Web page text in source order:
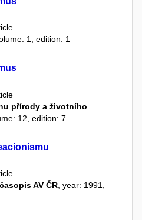
1, edition: 1
přírody a životního
12, edition: 7
AV ČR , year: 1991,